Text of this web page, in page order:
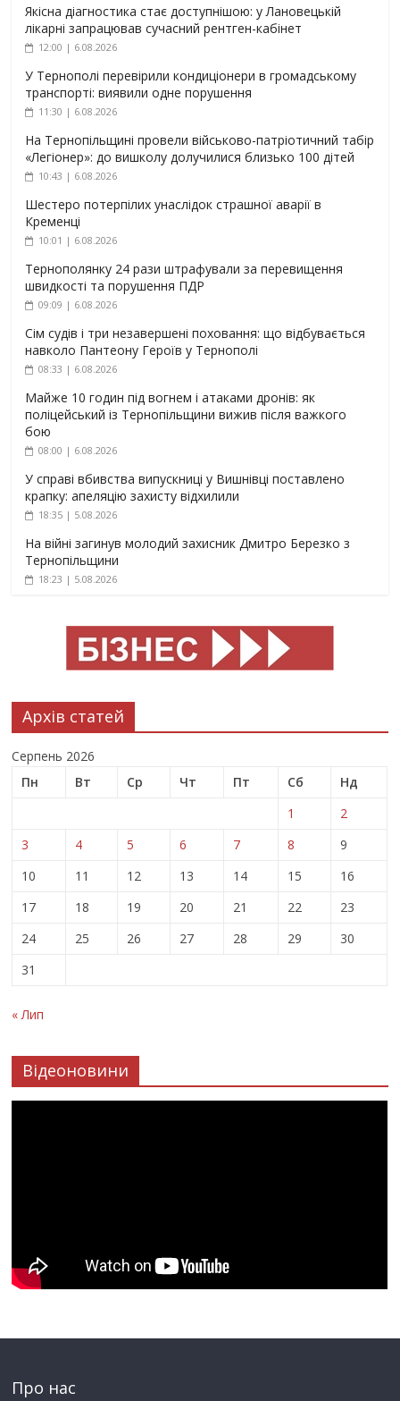
Якісна діагностика стає доступнішою: у Лановецькій
лікарні запрацював сучасний рентген-кабінет
12:00 | 6.08.2026
У Тернополі перевірили кондиціонери в громадському
транспорті: виявили одне порушення
11:30 | 6.08.2026
На Тернопільщині провели військово-патріотичний табір
«Легіонер»: до вишколу долучилися близько 100 дітей
10:43 | 6.08.2026
Шестеро потерпілих унаслідок страшної аварії в
Кременці
10:01 | 6.08.2026
Тернополянку 24 рази штрафували за перевищення
швидкості та порушення ПДР
09:09 | 6.08.2026
Сім судів і три незавершені поховання: що відбувається
навколо Пантеону Героїв у Тернополі
08:33 | 6.08.2026
Майже 10 годин під вогнем і атаками дронів: як
поліцейський із Тернопільщини вижив після важкого
бою
08:00 | 6.08.2026
У справі вбивства випускниці у Вишнівці поставлено
крапку: апеляцію захисту відхилили
18:35 | 5.08.2026
На війні загинув молодий захисник Дмитро Березко з
Тернопільщини
18:23 | 5.08.2026
Архів статей
Серпень 2026
Пн
Вт Ср Чт Пт Сб
Нд
1
2
3
4 5 6 7 8
9
10
11 12 13 14 15
16
17
18 19 20 21 22
23
24
25 26 27 28 29
30
31
« Лип
Відеоновини
Про нас